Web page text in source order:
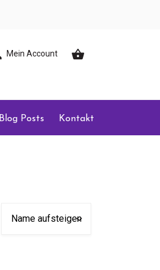
Mein Account
Blog Posts Kontakt